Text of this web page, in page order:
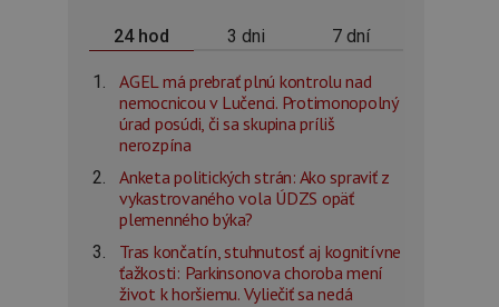
24 hod 3 dni 7 dní
AGEL má prebrať plnú kontrolu nad
nemocnicou v Lučenci. Protimonopolný
úrad posúdi, či sa skupina príliš
nerozpína
Anketa politických strán: Ako spraviť z
vykastrovaného vola ÚDZS opäť
plemenného býka?
Tras končatín, stuhnutosť aj kognitívne
ťažkosti: Parkinsonova choroba mení
život k horšiemu. Vyliečiť sa nedá